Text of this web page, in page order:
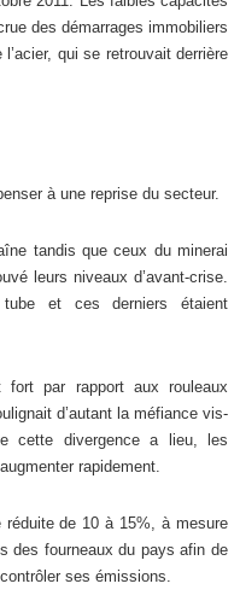
des démarrages immobiliers
qui se retrouvait derrière
à une reprise du secteur.
tandis que ceux du minerai
leurs niveaux d’avant-crise.
et ces derniers étaient
fort par rapport aux rouleaux
d’autant la méfiance vis-
cette divergence a lieu, les
rapidement.
de 10 à 15%, à mesure
des fourneaux du pays afin de
ses émissions.